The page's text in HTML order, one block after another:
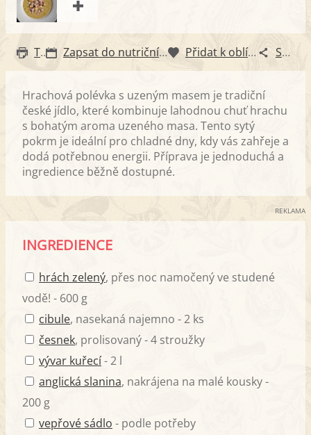
Tisk Zapsat do nutričního diáře Přidat k oblíbeným Sdílet
Hrachová polévka s uzeným masem je tradiční
české jídlo, které kombinuje lahodnou chuť hrachu
s bohatým aroma uzeného masa. Tento sytý
pokrm je ideální pro chladné dny, kdy vás zahřeje a
dodá potřebnou energii. Příprava je jednoduchá a
ingredience běžně dostupné.
REKLAMA
INGREDIENCE
hrách zelený, přes noc namočený ve studené
vodě! - 600 g
cibule, nasekaná najemno - 2 ks
česnek, prolisovaný - 4 stroužky
vývar kuřecí- 2 l
anglická slanina, nakrájena na malé kousky -
200 g
vepřové sádlo - podle potřeby